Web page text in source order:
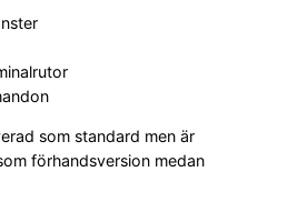
som standard men är
förhandsversion medan